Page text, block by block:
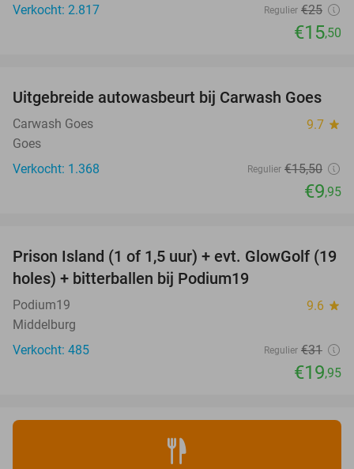
Verkocht: 2.817
Regulier €25
€15,50
36%
Uitgebreide autowasbeurt bij Carwash Goes
Carwash Goes 9.7 star
Goes
Verkocht: 1.368
Regulier €15,50
€9,95
36%
Prison Island (1 of 1,5 uur) + evt. GlowGolf (19
holes) + bitterballen bij Podium19
Podium19 9.6 star
Middelburg
Verkocht: 485
Regulier €31
€19,95